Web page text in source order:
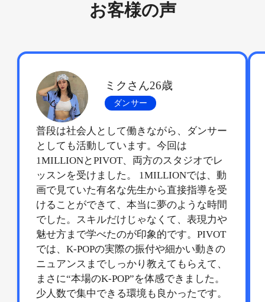
お客様の声
ミクさん26歳
ダンサー
普段は社会人として働きながら、ダンサー
としても活動しています。今回は
1MILLIONとPIVOT、両方のスタジオでレ
ッスンを受けました。 1MILLIONでは、動
画で見ていた有名な先生から直接指導を受
けることができて、本当に夢のような時間
でした。スキルだけじゃなくて、表現力や
魅せ方まで学べたのが印象的です。PIVOT
では、K-POPの実際の振付や細かい動きの
ニュアンスまでしっかり教えてもらえて、
まさに“本場のK-POP”を体感できました。
少人数で集中できる環境も良かったです。